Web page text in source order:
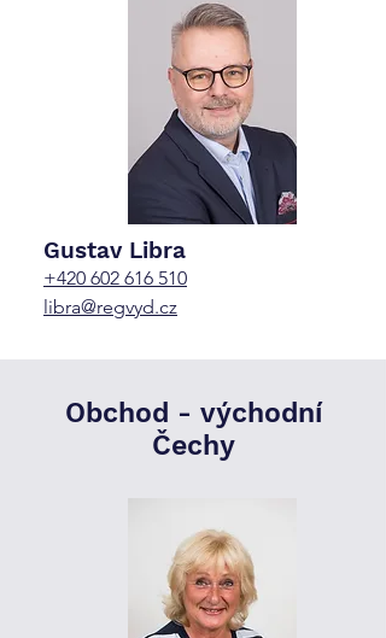
Gustav Libra
+420 602 616 510
libra@regvyd.cz
Obchod - východní
Čechy